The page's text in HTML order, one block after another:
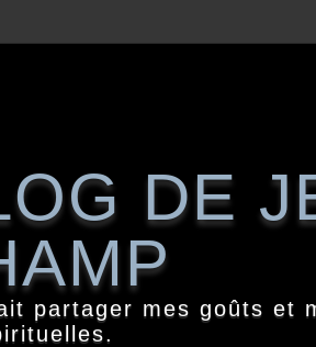
DE
partager mes goûts et